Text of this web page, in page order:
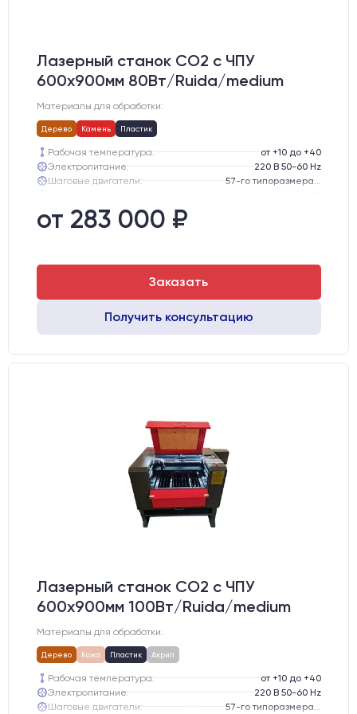
Лазерный станок CO2 c ЧПУ
600х900мм 80Вт/Ruida/medium
Материалы для обработки:
Дерево Камень Пластик
Рабочая температура:
от +10 до +40
Электропитание:
220 В 50-60 Hz
Шаговые двигатели:
Направляющие оси Y:
Направляющие оси Х:
от 283 000 ₽
Заказать
Получить консультацию
Лазерный станок CO2 c ЧПУ
600х900мм 100Вт/Ruida/medium
Материалы для обработки:
Дерево Кожа Пластик Акрил
Рабочая температура:
от +10 до +40
Электропитание:
220 В 50-60 Hz
Шаговые двигатели: